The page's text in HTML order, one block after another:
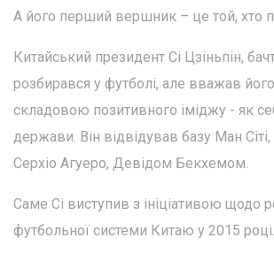
А його перший вершник – це той, хто
Китайський президент Сі Цзіньпін,
розбирався у футболі, але вважав
складовою позитивного іміджу - як
держави. Він відвідував базу Ман
Серхіо Агуеро, Девідом Бекхемом.
Саме Сі виступив з ініціативою щодо
футбольної системи Китаю у 2015 році.